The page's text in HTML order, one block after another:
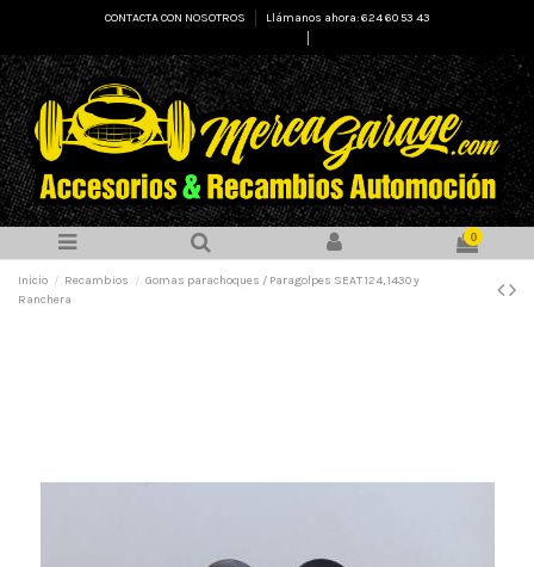
CONTACTA CON NOSOTROS
Llámanos ahora: 624 60 53 43
0
Inicio Recambios
Gomas parachoques / Paragolpes SEAT 124, 1430 y
Ranchera